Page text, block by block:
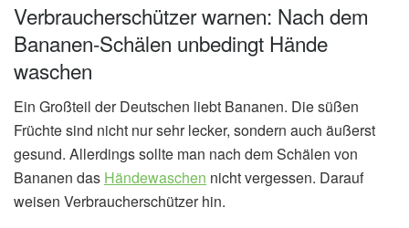
Verbraucherschützer warnen: Nach dem
Bananen-Schälen unbedingt Hände
waschen
Ein Großteil der Deutschen liebt Bananen. Die süßen
Früchte sind nicht nur sehr lecker, sondern auch äußerst
gesund. Allerdings sollte man nach dem Schälen von
Bananen das Händewaschen nicht vergessen. Darauf
weisen Verbraucherschützer hin.